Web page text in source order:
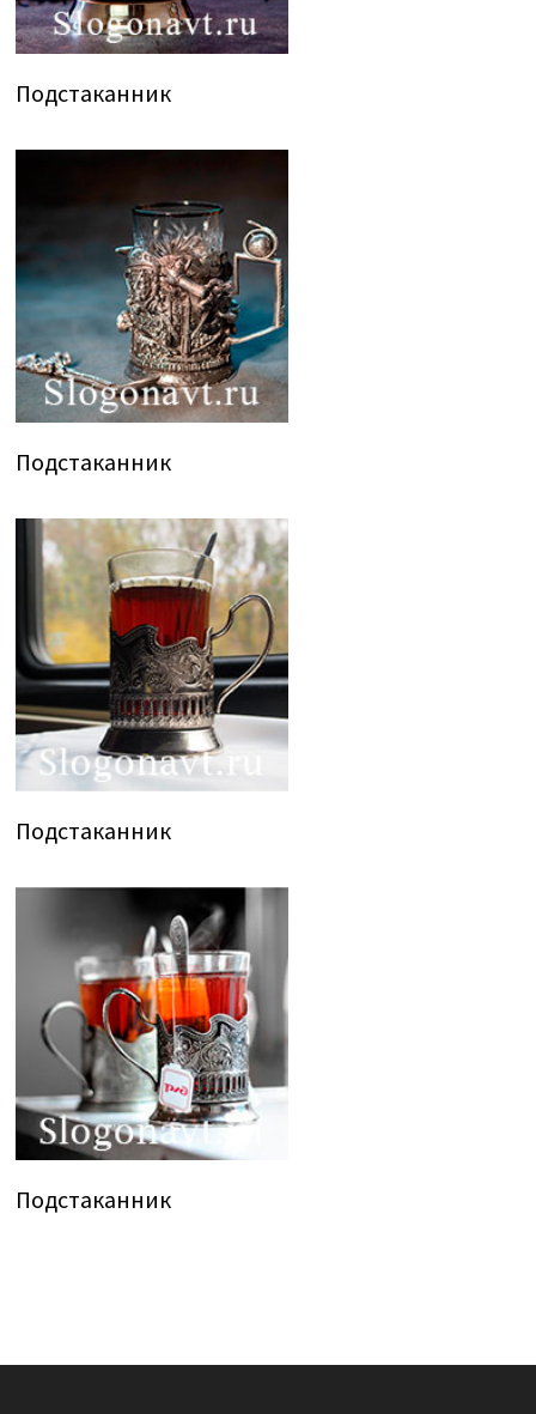
Подстаканник
Подстаканник
Подстаканник
Подстаканник